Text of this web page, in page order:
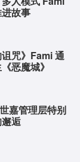
故事
诅咒》Fami 通
恶魔城》
嘉管理层特别
逅